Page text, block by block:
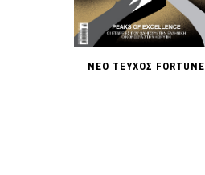
ΝΕΟ ΤΕΥΧΟΣ FORTUNE